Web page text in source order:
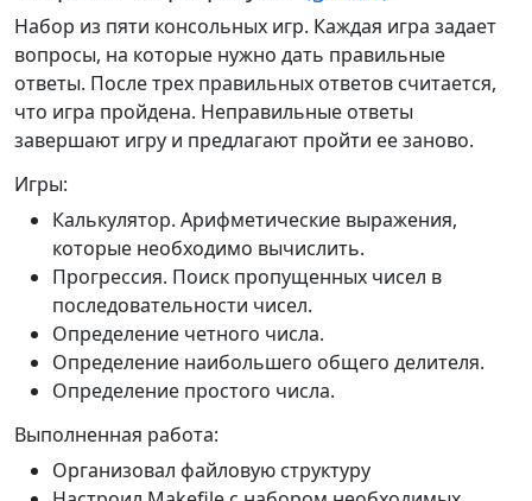
Набор из пяти консольных игр. Каждая игра задает
вопросы, на которые нужно дать правильные
ответы. После трех правильных ответов считается,
что игра пройдена. Неправильные ответы
завершают игру и предлагают пройти ее заново.
Игры:
Калькулятор. Арифметические выражения,
которые необходимо вычислить.
Прогрессия. Поиск пропущенных чисел в
последовательности чисел.
Определение четного числа.
Определение наибольшего общего делителя.
Определение простого числа.
Выполненная работа:
Организовал файловую структуру